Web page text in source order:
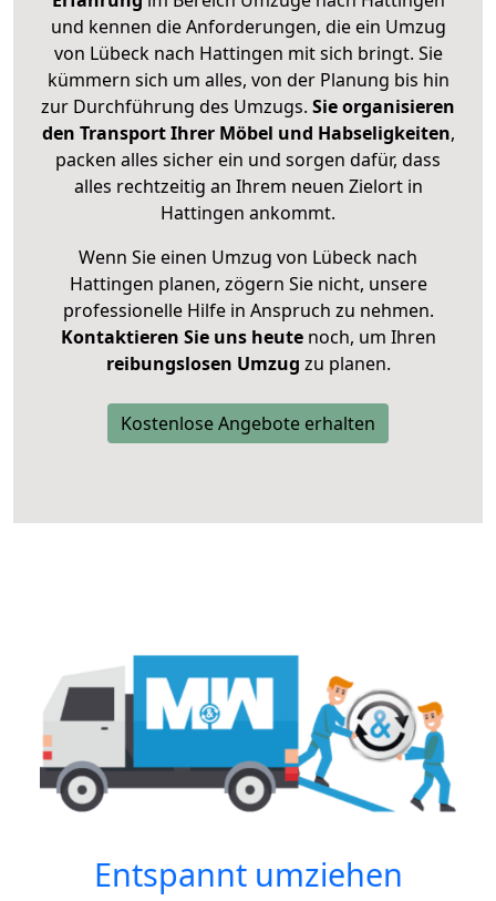
und kennen die Anforderungen, die ein Umzug
von Lübeck nach Hattingen mit sich bringt. Sie
kümmern sich um alles, von der Planung bis hin
zur Durchführung des Umzugs. Sie organisieren
den Transport Ihrer Möbel und Habseligkeiten,
packen alles sicher ein und sorgen dafür, dass
alles rechtzeitig an Ihrem neuen Zielort in
Hattingen ankommt.
Wenn Sie einen Umzug von Lübeck nach
Hattingen planen, zögern Sie nicht, unsere
professionelle Hilfe in Anspruch zu nehmen.
Kontaktieren Sie uns heutenoch, um Ihren
reibungslosen Umzug zu planen.
Kostenlose Angebote erhalten
Entspannt umziehen